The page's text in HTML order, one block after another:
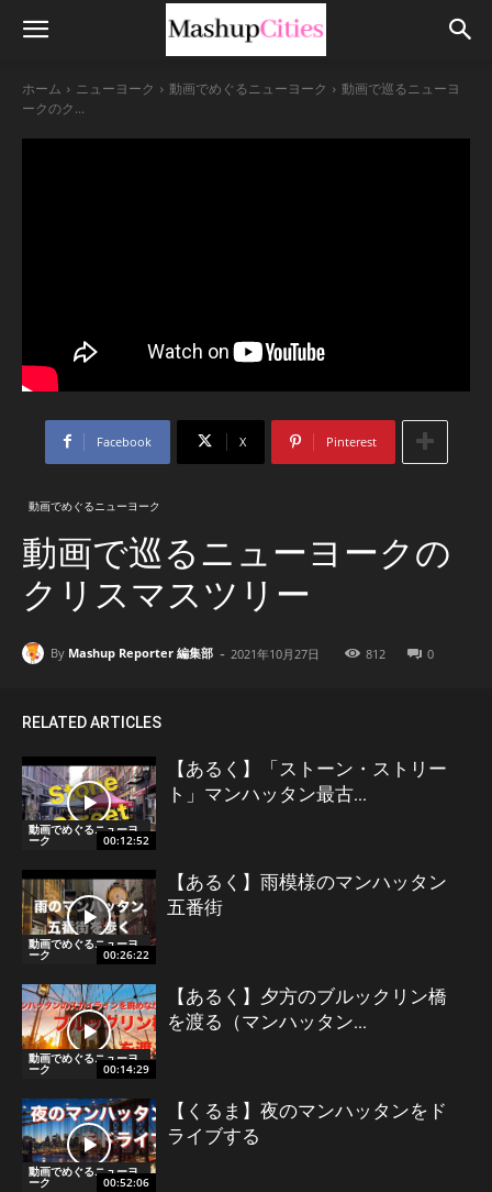
ホーム ニューヨーク 動画でめぐるニューヨーク
動画で巡るニューヨ
ークのク...
Facebook X Pinterest
動画でめぐるニューヨーク
動画で巡るニューヨークの
クリスマスツリー
By Mashup Reporter 編集部 - 2021年10月27日 812 0
RELATED ARTICLES
動画でめぐるニューヨ
ーク 00:12:52
【あるく】「ストーン・ストリー
ト」マンハッタン最古...
動画でめぐるニューヨ
ーク 00:26:22
【あるく】雨模様のマンハッタン
五番街
動画でめぐるニューヨ
ーク 00:14:29
【あるく】夕方のブルックリン橋
を渡る（マンハッタン...
動画でめぐるニューヨ
ーク 00:52:06
【くるま】夜のマンハッタンをド
ライブする